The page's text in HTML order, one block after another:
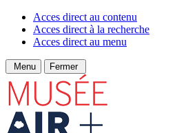
Acces direct au contenu
Acces direct à la recherche
Acces direct au menu
Menu Fermer